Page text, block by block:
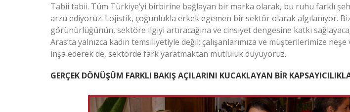
Tabii tabii. Tüm Türkiye’yi birbirine bağlayan bir marka olarak, bu ruhu farklı
arzu ediyoruz. Lojistik, çoğunlukla erkek egemen bir sektör olarak algılanıyor.
görünürlüğünün, sektöre ilgiyi artıracağına ve cinsiyet dengesine katkı
Aras’ta yalnızca kadın temsiliyetiyle değil; çalışanlarımıza ve müşterilerimize
inşa ederek de, sektörde fark yaratmaktan mutluluk duyuyoruz.
GERÇEK DÖNÜŞÜM FARKLI BAKIŞ AÇILARINI KUCAKLAYAN BİR